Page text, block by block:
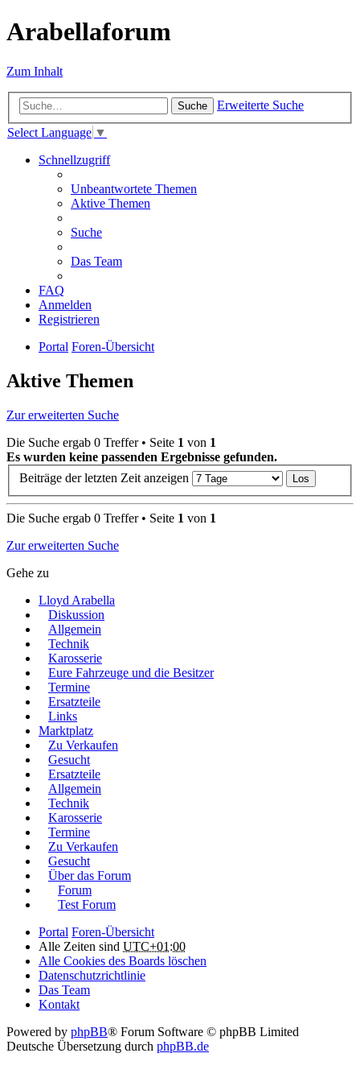
Arabellaforum
Zum Inhalt
Suche
Erweiterte Suche
Select Language ▼
Schnellzugriff
Unbeantwortete Themen
Aktive Themen
Suche
Das Team
FAQ
Anmelden
Registrieren
Portal Foren-Übersicht
Aktive Themen
Zur erweiterten Suche
Die Suche ergab 0 Treffer • Seite 1 von 1
Es wurden keine passenden Ergebnisse gefunden.
Beiträge der letzten Zeit anzeigen
Die Suche ergab 0 Treffer • Seite 1 von 1
Zur erweiterten Suche
Gehe zu
Lloyd Arabella
Diskussion
Allgemein
Technik
Karosserie
Eure Fahrzeuge und die Besitzer
Termine
Ersatzteile
Links
Marktplatz
Zu Verkaufen
Gesucht
Ersatzteile
Allgemein
Technik
Karosserie
Termine
Zu Verkaufen
Gesucht
Über das Forum
Forum
Test Forum
Portal Foren-Übersicht
Alle Zeiten sind UTC+01:00
Alle Cookies des Boards löschen
Datenschutzrichtlinie
Das Team
Kontakt
Powered by phpBB® Forum Software © phpBB Limited
Deutsche Übersetzung durch phpBB.de